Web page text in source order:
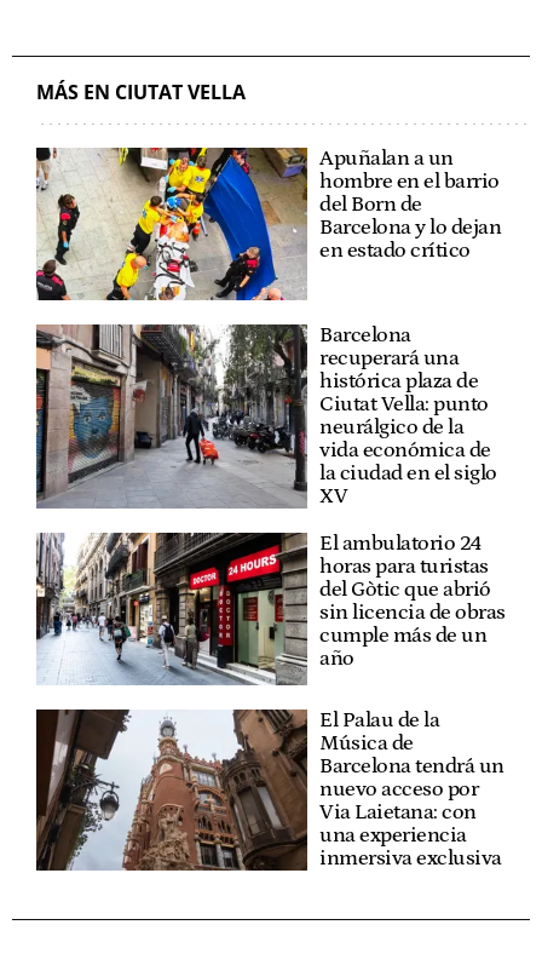
MÁS EN CIUTAT VELLA
Apuñalan a un
hombre en el barrio
del Born de
Barcelona y lo dejan
en estado crítico
Barcelona
recuperará una
histórica plaza de
Ciutat Vella: punto
neurálgico de la
vida económica de
la ciudad en el siglo
XV
El ambulatorio 24
horas para turistas
del Gòtic que abrió
sin licencia de obras
cumple más de un
año
El Palau de la
Música de
Barcelona tendrá un
nuevo acceso por
Via Laietana: con
una experiencia
inmersiva exclusiva